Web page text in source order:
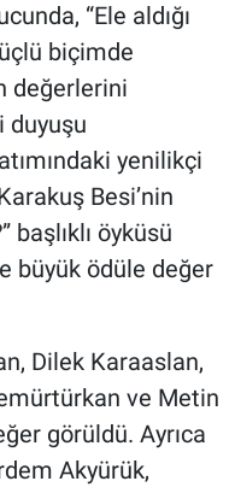
“Ele aldığı
biçimde
değerlerini
duyuşu
yenilikçi
Besi’nin
başlıklı öyküsü
büyük ödüle değer
Dilek Karaaslan,
ve Metin
görüldü. Ayrıca
Akyürük,